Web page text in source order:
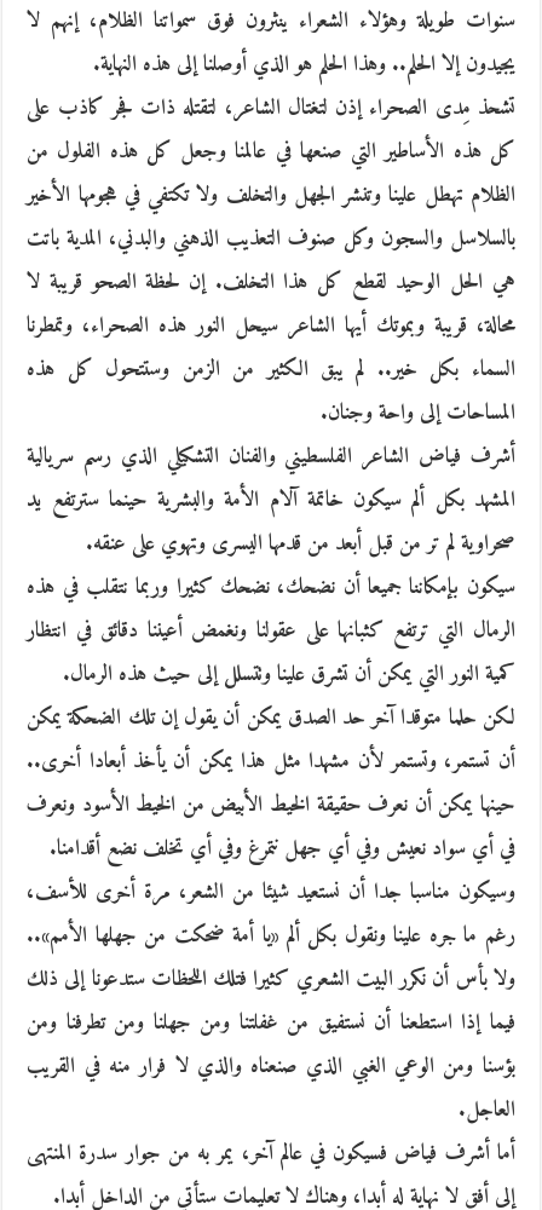
سنوات طويلة وهؤلاء الشعراء ينثرون فوق سمواتنا الظلام، إنهم لا
يجيدون إلا الحلم.. وهذا الحلم هو الذي أوصلنا إلى هذه النهاية.
تشحذ مِدى الصحراء إذن لتغتال الشاعر، لتقتله ذات فجر كاذب على
كل هذه الأساطير التي صنعها في عالمنا وجعل كل هذه الفلول من
الظلام تهطل علينا وتنشر الجهل والتخلف ولا تكتفي في هجومها الأخير
بالسلاسل والسجون وكل صنوف التعذيب الذهني والبدني، المدية باتت
هي الحل الوحيد لقطع كل هذا التخلف. إن لحظة الصحو قريبة لا
محالة، قريبة وبموتك أيها الشاعر سيحل النور هذه الصحراء، وتمطرنا
السماء بكل خير.. لم يبق الكثير من الزمن وستتحول كل هذه
المساحات إلى واحة وجنان.
أشرف فياض الشاعر الفلسطيني والفنان التشكيلي الذي رسم سريالية
المشهد بكل ألم سيكون خاتمة آلام الأمة والبشرية حينما سترتفع يد
صحراوية لم تر من قبل أبعد من قدمها اليسرى وتهوي على عنقه.
سيكون بإمكاننا جميعا أن نضحك، نضحك كثيرا وربما نتقلب في هذه
الرمال التي ترتفع كثبانها على عقولنا ونغمض أعيننا دقائق في انتظار
كمية النور التي يمكن أن تشرق علينا وتتسلل إلى حيث هذه الرمال.
لكن حلما متوقدا آخر حد الصدق يمكن أن يقول إن تلك الضحكة يمكن
أن تستمر، وتستمر لأن مشهدا مثل هذا يمكن أن يأخذ أبعادا أخرى..
حينها يمكن أن نعرف حقيقة الخيط الأبيض من الخيط الأسود ونعرف
في أي سواد نعيش وفي أي جهل نتمرغ وفي أي تخلف نضع أقدامنا.
وسيكون مناسبا جدا أن نستعيد شيئا من الشعر، مرة أخرى للأسف،
رغم ما جره علينا ونقول بكل ألم «يا أمة ضحكت من جهلها الأمم»..
ولا بأس أن نكرر البيت الشعري كثيرا فتلك اللحظات ستدعونا إلى ذلك
فيما إذا استطعنا أن نستفيق من غفلتنا ومن جهلنا ومن تطرفنا ومن
بؤسنا ومن الوعي الغبي الذي صنعناه والذي لا فرار منه في القريب
العاجل.
أما أشرف فياض فسيكون في عالم آخر، يمر به من جوار سدرة المنتهى
إلى أفق لا نهاية له أبدا، وهناك لا تعليمات ستأتي من الداخل أبدا.